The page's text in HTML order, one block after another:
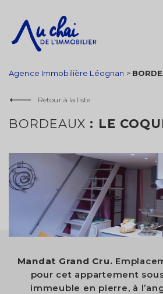
Agence Immobilière Léognan >
Retour à la liste
BORDEAUX : LE
Mandat Grand Cru.
pour cet appartement
immeuble en pierre, à